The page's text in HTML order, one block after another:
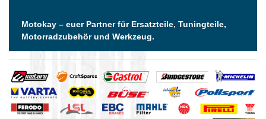
Motokay – euer Partner für Ersatzteile, Tuningteile,
Motorradzubehör und Werkzeug.